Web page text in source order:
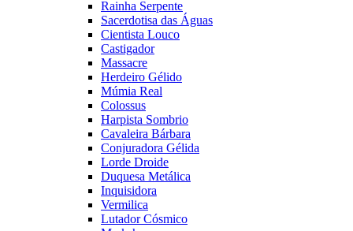
Rainha Serpente
Sacerdotisa das Águas
Cientista Louco
Castigador
Massacre
Herdeiro Gélido
Múmia Real
Colossus
Harpista Sombrio
Cavaleira Bárbara
Conjuradora Gélida
Lorde Droide
Duquesa Metálica
Inquisidora
Vermilica
Lutador Cósmico